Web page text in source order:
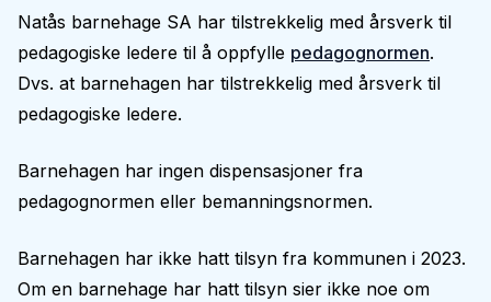
Natås barnehage SA har tilstrekkelig med årsverk til
pedagogiske ledere til å oppfylle pedagognormen.
Dvs. at barnehagen har tilstrekkelig med årsverk til
pedagogiske ledere.
Barnehagen har ingen dispensasjoner fra
pedagognormen eller bemanningsnormen.
Barnehagen har ikke hatt tilsyn fra kommunen i 2023.
Om en barnehage har hatt tilsyn sier ikke noe om